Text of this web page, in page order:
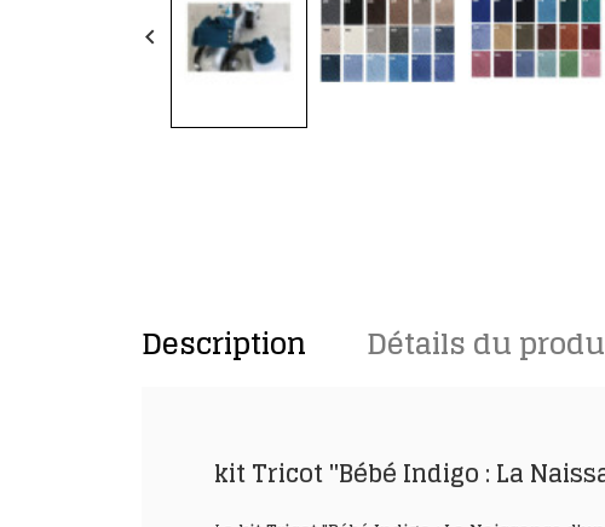
keyboard_arrow_left
Description Détails du
kit Tricot "Bébé Indigo : La